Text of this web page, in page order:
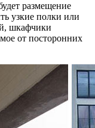
размещение
узкие полки или
шкафчики
от посторонних